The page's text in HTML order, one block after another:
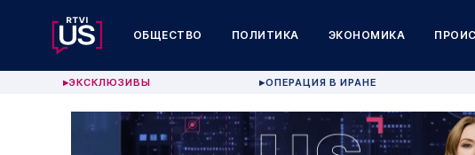
ОБЩЕСТВО ПОЛИТИКА ЭКОНОМИКА
▶ЭКСКЛЮЗИВЫ ▶ОПЕРАЦИЯ В ИРАНЕ